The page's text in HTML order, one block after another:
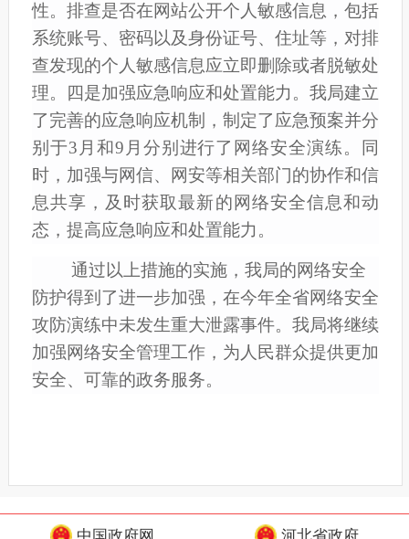
性。排查是否在网站公开个人敏感信息，包括
系统账号、密码以及身份证号、住址等，对排
查发现的个人敏感信息应立即删除或者脱敏处
理。
四是加强应急响应和处置能力 。我局建立
了完善的应急响应机制，制定了应急预案并分
别于3月和9月分别 进行了网络安全演练。同
时，加强与网信、网安等相关部门的协作和信
息共享，及时获取最新的网络安全信息和动
态，提高应急响应和处置能力。
通过以上措施的实施， 我局的网络安全
防护得到了进一步加强 ， 在今年全省网络安全
攻防演练中未发生重大泄露事件。 我局将继续
加强网络安全管理工作，为人民群众提供更加
安全、可靠的政务服务。